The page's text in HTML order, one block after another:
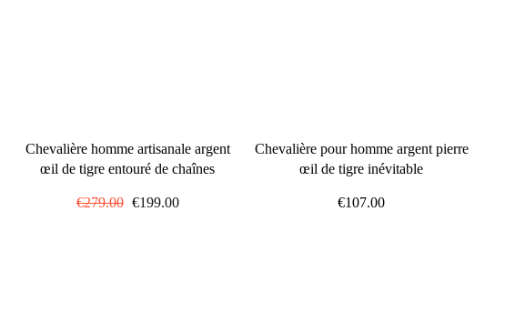
Chevalière homme artisanale argent
œil de tigre entouré de chaînes
Prix
€279.00 Prix
€199.00
Chevalière pour homme argent pierre
œil de tigre inévitable
€107.00